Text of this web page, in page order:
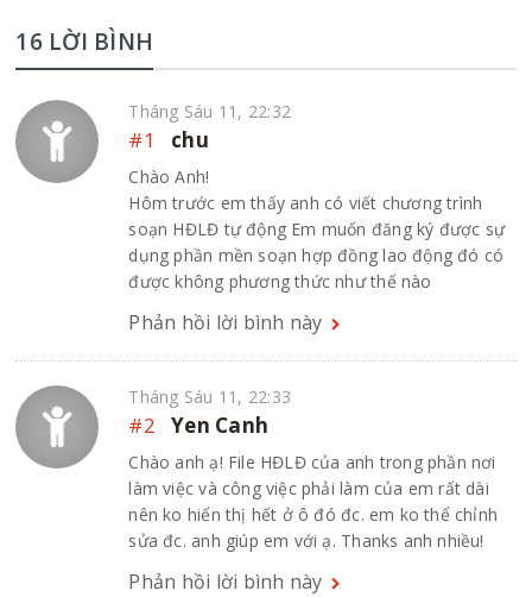
16 LỜI BÌNH
Tháng Sáu 11, 22:32
#1 chu
Chào Anh!
Hôm trước em thấy anh có viết chương trình
soạn HĐLĐ tự động Em muốn đăng ký được sự
dụng phần mền soạn hợp đồng lao động đó có
được không phương thức như thế nào
Phản hồi lời bình này
Tháng Sáu 11, 22:33
#2 Yen Canh
Chào anh ạ! File HĐLĐ của anh trong phần nơi
làm việc và công việc phải làm của em rất dài
nên ko hiển thị hết ở ô đó đc. em ko thể chỉnh
sửa đc. anh giúp em với ạ. Thanks anh nhiều!
Phản hồi lời bình này